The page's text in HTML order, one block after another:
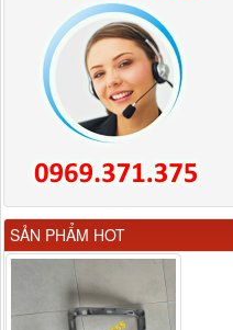
SẢN PHẨM HOT
Gương chiếu hậu FAW
JH6 có sấy...